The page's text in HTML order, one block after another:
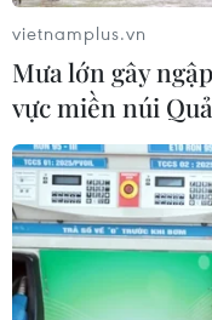
vietnamplus.vn
Mưa lớn gây
vực miền núi